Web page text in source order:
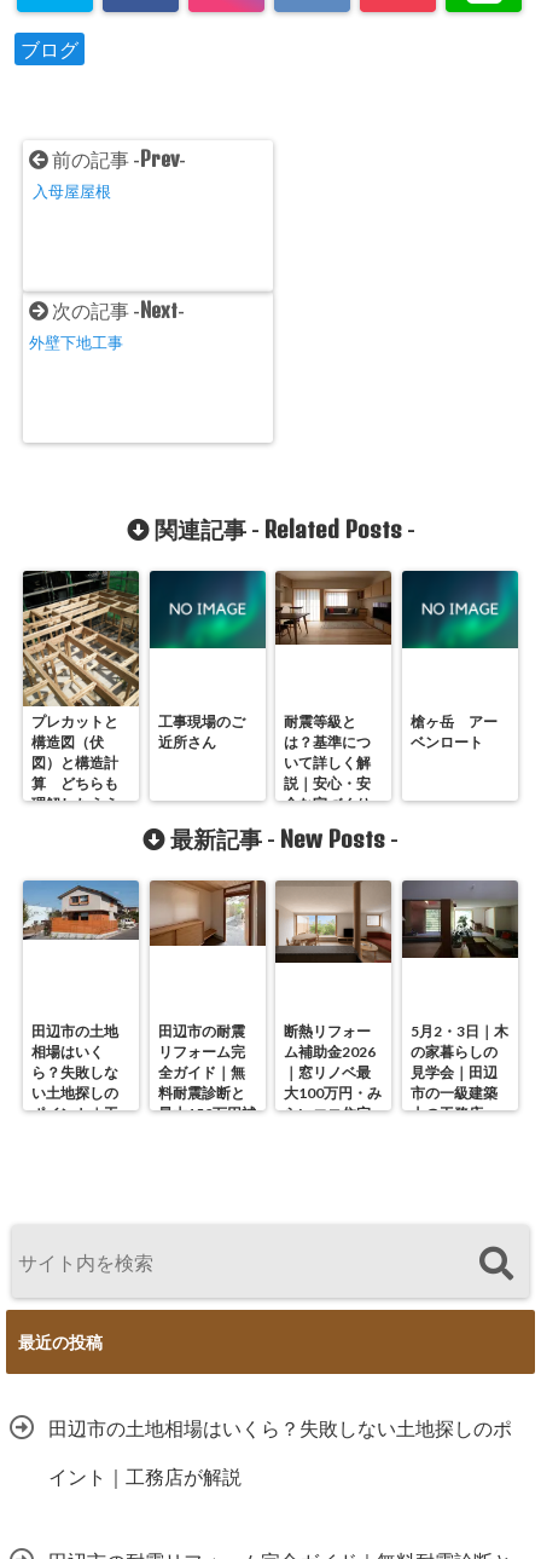
ブログ
前の記事 - Prev-
入母屋屋根
次の記事 - Next-
外壁下地工事
関連記事 - Related Posts-
プレカットと
構造図（伏
図）と構造計
算 どちらも
理解したうえ
工事現場のご
近所さん
耐震等級と
は？基準につ
いて詳しく解
説｜安心・安
全な家づくり
を目指す
槍ヶ岳 アー
ベンロート
最新記事 - New Posts -
田辺市の土地
相場はいく
ら？失敗しな
い土地探しの
ポイント｜工
田辺市の耐震
リフォーム完
全ガイド｜無
料耐震診断と
最大150万円補
断熱リフォー
ム補助金2026
｜窓リノベ最
大100万円・み
らいエコ住宅
5月2・3日｜木
の家暮らしの
見学会｜田辺
市の一級建築
士の工務店・
最近の投稿
田辺市の土地相場はいくら？失敗しない土地探しのポ
イント｜工務店が解説